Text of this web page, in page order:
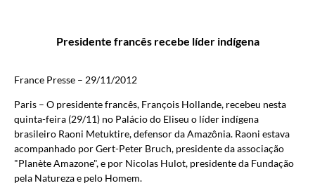
Presidente francês recebe líder indígena
France Presse – 29/11/2012
Paris – O presidente francês, François Hollande, recebeu nesta
quinta-feira (29/11) no Palácio do Eliseu o líder indígena
brasileiro Raoni Metuktire, defensor da Amazônia. Raoni estava
acompanhado por Gert-Peter Bruch, presidente da associação
"Planète Amazone", e por Nicolas Hulot, presidente da Fundação
pela Natureza e pelo Homem.